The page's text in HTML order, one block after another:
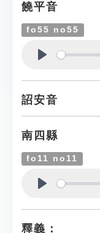
饒平音
fo55 no55
詔安音
南四縣
fo11 no11
釋義：